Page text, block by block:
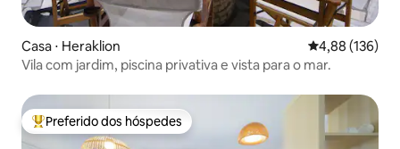
Casa ⋅ Heraklion 4,88 de uma
4,88 (136)
Vila com jardim, piscina privativa e vista para o mar.
Entre os melhores preferidos dos hóspedes
Preferido dos hóspedes